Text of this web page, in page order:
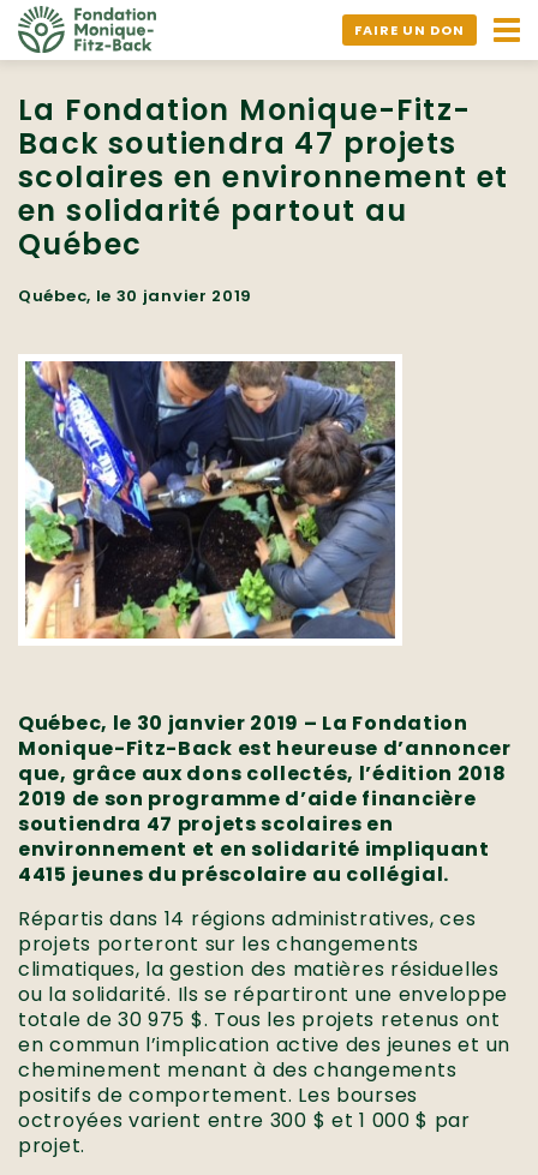
FAIRE UN DON
La Fondation Monique-Fitz-
Back soutiendra 47 projets
scolaires en environnement et
en solidarité partout au
Québec
Québec, le 30 janvier 2019
Québec, le 30 janvier 2019 – La Fondation
Monique-Fitz-Back est heureuse d’annoncer
que, grâce aux dons collectés, l’édition 2018
2019 de son programme d’aide financière
soutiendra 47 projets scolaires en
environnement et en solidarité impliquant
4415 jeunes du préscolaire au collégial.
Répartis dans 14 régions administratives, ces
projets porteront sur les changements
climatiques, la gestion des matières résiduelles
ou la solidarité. Ils se répartiront une enveloppe
totale de 30 975 $. Tous les projets retenus ont
en commun l’implication active des jeunes et un
cheminement menant à des changements
positifs de comportement. Les bourses
octroyées varient entre 300 $ et 1 000 $ par
projet.